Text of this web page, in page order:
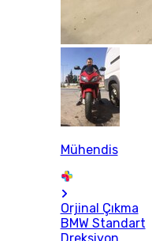
Mühendis
Orjinal Çıkma
BMW Standart